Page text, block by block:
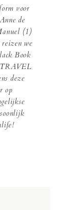
voor
de
(1)
we
Book
TRAVEL
deze
op